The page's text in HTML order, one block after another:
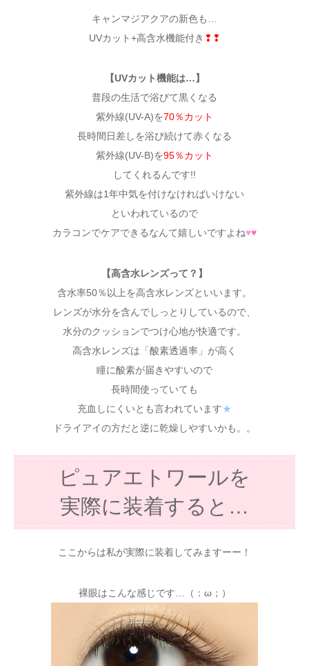
キャンマジアクアの新色も…
UVカット+高含水機能付き ❢❢
【UVカット機能は…】
普段の生活で浴びて黒くなる
紫外線(UV-A)を70％カット
長時間日差しを浴び続けて赤くなる
紫外線(UV-B)を95％カット
してくれるんです!!
紫外線は1年中気を付けなければいけない
といわれているので
カラコンでケアできるなんて嬉しいですよね♥♥
【高含水レンズって？】
含水率50％以上を高含水レンズといいます。
レンズが水分を含んでしっとりしているので、
水分のクッションでつけ心地が快適です。
高含水レンズは「酸素透過率」が高く
瞳に酸素が届きやすいので
長時間使っていても
充血しにくいとも言われています★
ドライアイの方だと逆に乾燥しやすいかも。。
ピュアエトワールを
実際に装着すると…
ここからは私が実際に装着してみますーー！
裸眼はこんな感じです…（：ω；）